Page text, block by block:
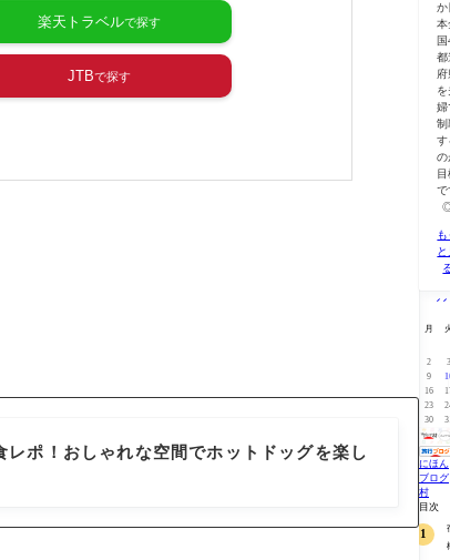
楽天トラベル
JTB
ポ！おしゃれな空間でホットドッグを楽し
か
本
国
都
府
を
婦
制
す
の
目
で
も
と
月
2
3
9
16
23
30
2
にほん
ブログ
村
目次